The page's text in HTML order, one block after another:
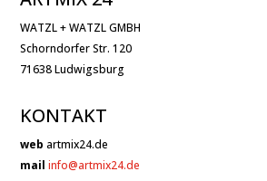
WATZL + WATZL GMBH
Schorndorfer Str. 120
71638 Ludwigsburg
KONTAKT
web artmix24.de
mail info@artmix24.de